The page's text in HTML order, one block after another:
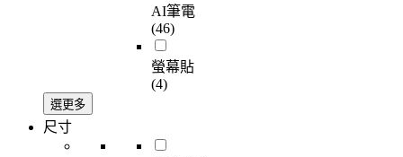
AI筆電
(46)
螢幕貼
(4)
選更多
尺寸